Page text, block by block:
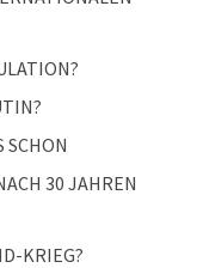
SCHON
30 JAHREN
KRIEG?